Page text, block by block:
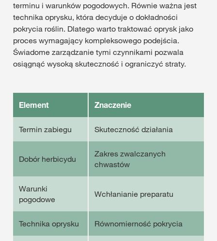
terminu i warunków pogodowych. Równie ważna jest
technika oprysku, która decyduje o dokładności
pokrycia roślin. Dlatego warto traktować oprysk jako
proces wymagający kompleksowego podejścia.
Świadome zarządzanie tymi czynnikami pozwala
osiągnąć wysoką skuteczność i ograniczyć straty.
Element Znaczenie
Termin zabiegu Skuteczność działania
Dobór herbicydu
Zakres zwalczanych
chwastów
Warunki
pogodowe
Wchłanianie preparatu
Technika oprysku Równomierność pokrycia